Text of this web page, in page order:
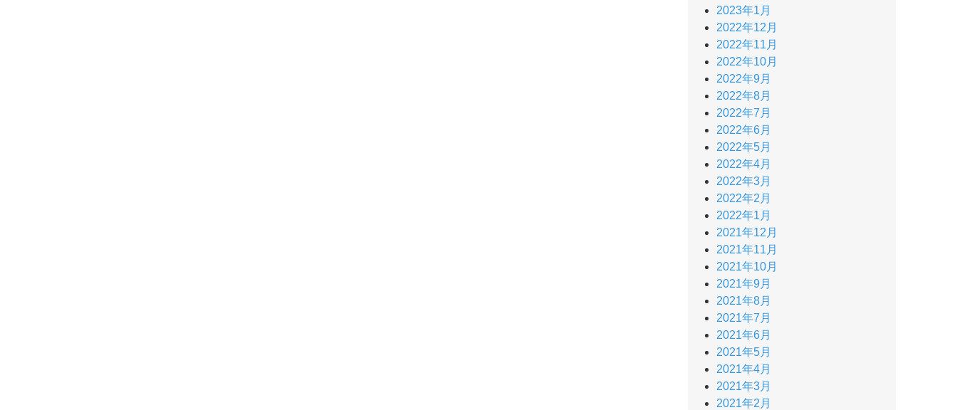
2023年1月
2022年12月
2022年11月
2022年10月
2022年9月
2022年8月
2022年7月
2022年6月
2022年5月
2022年4月
2022年3月
2022年2月
2022年1月
2021年12月
2021年11月
2021年10月
2021年9月
2021年8月
2021年7月
2021年6月
2021年5月
2021年4月
2021年3月
2021年2月